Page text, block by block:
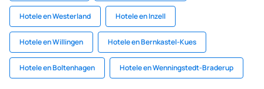
Hotele en Westerland Hotele en Inzell
Hotele en Willingen Hotele en Bernkastel-Kues
Hotele en Boltenhagen Hotele en Wenningstedt-Braderup